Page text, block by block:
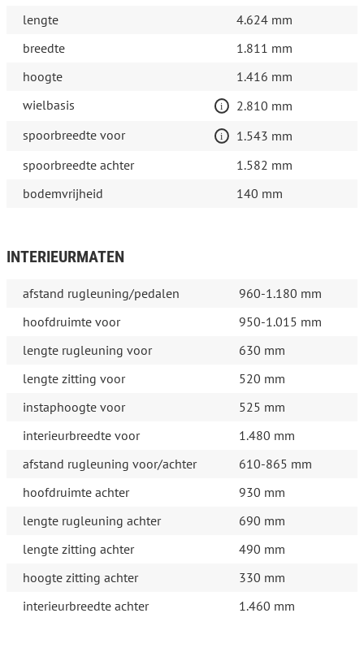
lengte
4.624 mm
breedte
1.811 mm
hoogte
1.416 mm
wielbasis
2.810 mm
spoorbreedte voor
1.543 mm
spoorbreedte achter
1.582 mm
bodemvrijheid
140 mm
INTERIEURMATEN
afstand rugleuning/pedalen
960-1.180 mm
hoofdruimte voor
950-1.015 mm
lengte rugleuning voor
630 mm
lengte zitting voor
520 mm
instaphoogte voor
525 mm
interieurbreedte voor
1.480 mm
afstand rugleuning voor/achter
610-865 mm
hoofdruimte achter
930 mm
lengte rugleuning achter
690 mm
lengte zitting achter
490 mm
hoogte zitting achter
330 mm
interieurbreedte achter
1.460 mm